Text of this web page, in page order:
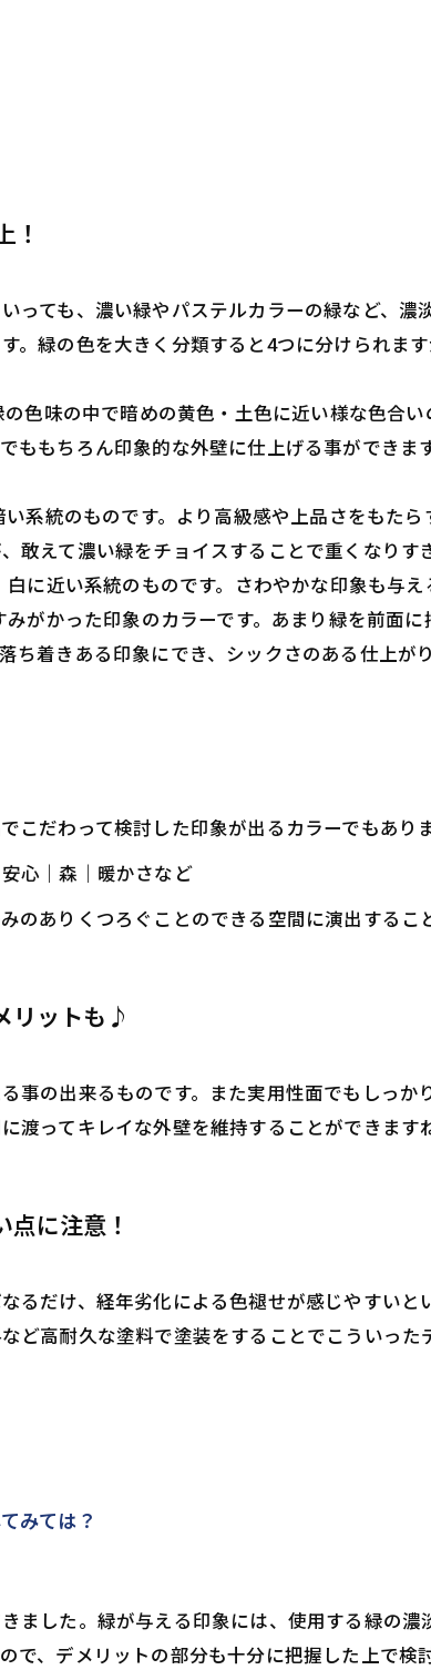
！
っても、濃い緑やパステルカラーの緑など、
。緑の色を大きく分類すると4つに分けられま
の色味の中で暗めの黄色・土色に近い様な色合
ももちろん印象的な外壁に仕上げる事ができ
い系統のものです。より高級感や上品さをもた
敢えて濃い緑をチョイスすることで重くなりす
白に近い系統のものです。さわやかな印象も与え
みがかった印象のカラーです。あまり緑を前面
ち着きある印象にでき、シックさのある仕上が
だわって検討した印象が出るカラーでもありま
心｜森｜暖かさなど
のありくつろぐことのできる空間に演出するこ
リットも♪
事の出来るものです。また実用性面でもしっ
渡ってキレイな外壁を維持することができます
に注意！
るだけ、経年劣化による色褪せが感じやすい
ど高耐久な塗料で塗装をすることでこういった
みては？
ました。緑が与える印象には、使用する緑の
で、デメリットの部分も十分に把握した上で検